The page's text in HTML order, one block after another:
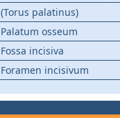
(Torus palatinus)
Palatum osseum
Fossa incisiva
Foramen incisivum